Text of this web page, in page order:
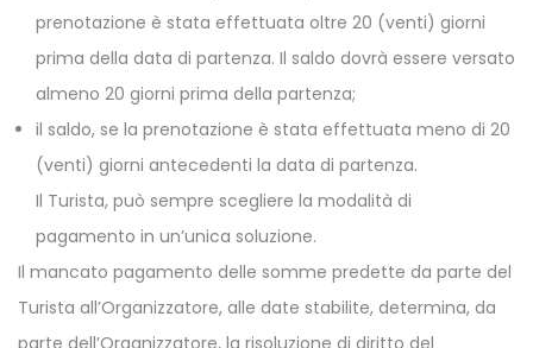
prenotazione è stata effettuata oltre 20 (venti) giorni
prima della data di partenza. Il saldo dovrà essere versato
almeno 20 giorni prima della partenza;
il saldo, se la prenotazione è stata effettuata meno di 20
(venti) giorni antecedenti la data di partenza.
Il Turista, può sempre scegliere la modalità di
pagamento in un’unica soluzione.
Il mancato pagamento delle somme predette da parte del
Turista all’Organizzatore, alle date stabilite, determina, da
parte dell’Organizzatore, la risoluzione di diritto del